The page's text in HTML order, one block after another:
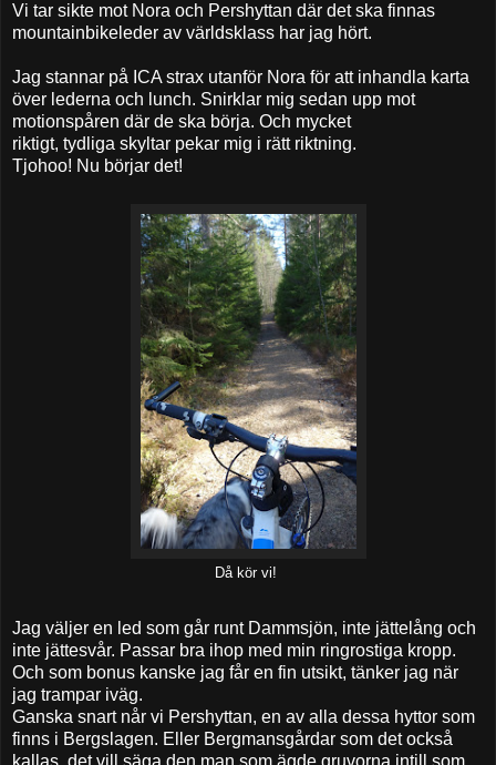
Vi tar sikte mot Nora och Pershyttan där det ska finnas
mountainbikeleder av världsklass har jag hört.
Jag stannar på ICA strax utanför Nora för att inhandla karta
över lederna och lunch. Snirklar mig sedan upp mot
motionspåren där de ska börja. Och mycket
riktigt, tydliga skyltar pekar mig i rätt riktning.
Tjohoo! Nu börjar det!
Då kör vi!
Jag väljer en led som går runt Dammsjön, inte jättelång och
inte jättesvår. Passar bra ihop med min ringrostiga kropp.
Och som bonus kanske jag får en fin utsikt, tänker jag när
jag trampar iväg.
Ganska snart når vi Pershyttan, en av alla dessa hyttor som
finns i Bergslagen. Eller Bergmansgårdar som det också